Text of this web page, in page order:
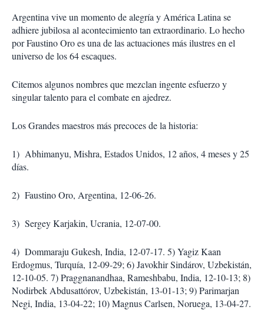
Argentina vive un momento de alegría y América Latina se
adhiere jubilosa al acontecimiento tan extraordinario. Lo hecho
por Faustino Oro es una de las actuaciones más ilustres en el
universo de los 64 escaques.
Citemos algunos nombres que mezclan ingente esfuerzo y
singular talento para el combate en ajedrez.
Los Grandes maestros más precoces de la historia:
1) Abhimanyu, Mishra, Estados Unidos, 12 años, 4 meses y 25
días.
2) Faustino Oro, Argentina, 12-06-26.
3) Sergey Karjakin, Ucrania, 12-07-00.
4) Dommaraju Gukesh, India, 12-07-17. 5) Yagiz Kaan
Erdogmus, Turquía, 12-09-29; 6) Javokhir Sindárov, Uzbekistán,
12-10-05. 7) Praggnanandhaa, Rameshbabu, India, 12-10-13; 8)
Nodirbek Abdusattórov, Uzbekistán, 13-01-13; 9) Parimarjan
Negi, India, 13-04-22; 10) Magnus Carlsen, Noruega, 13-04-27.